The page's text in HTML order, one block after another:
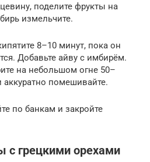
поделите фрукты на
измельчите.
8–10 минут, пока он
Добавьте айву с имбирём.
на небольшом огне 50–
помешивайте.
по банкам и закройте
с грецкими орехами